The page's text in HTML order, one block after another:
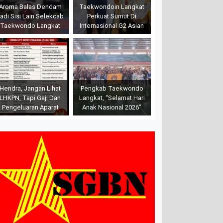
Balas Dendam
Sisi Lain Selekcab
Taekwondo Langkat
Taekwondoin Langkat
Perkuat Sumut Di
Internasional G2 Asian
Hendra, Jangan Lihat
LHKPN, Tapi Gaji Dan
Pengeluaran Aparat
Pengkab Taekwondo
Langkat, “Selamat Hari
Anak Nasional 2026”